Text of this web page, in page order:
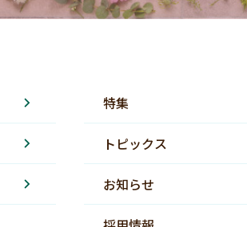
特集
トピックス
お知らせ